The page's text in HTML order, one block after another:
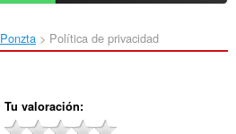
Ponzta‎ Política de privacidad
Tu valoración